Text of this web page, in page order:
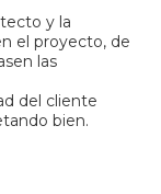
y la
el proyecto, de
las
del cliente
bien.